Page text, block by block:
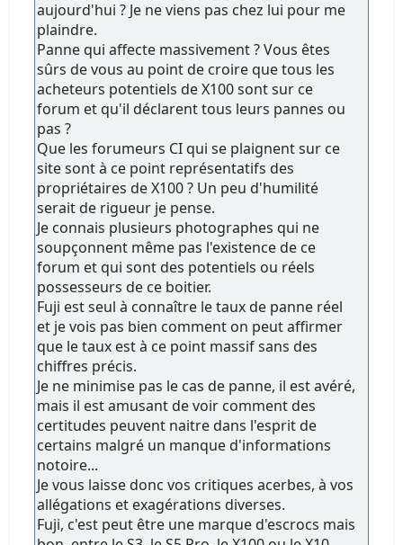
aujourd'hui ? Je ne viens pas chez lui pour me
plaindre.
Panne qui affecte massivement ? Vous êtes
sûrs de vous au point de croire que tous les
acheteurs potentiels de X100 sont sur ce
forum et qu'il déclarent tous leurs pannes ou
pas ?
Que les forumeurs CI qui se plaignent sur ce
site sont à ce point représentatifs des
propriétaires de X100 ? Un peu d'humilité
serait de rigueur je pense.
Je connais plusieurs photographes qui ne
soupçonnent même pas l'existence de ce
forum et qui sont des potentiels ou réels
possesseurs de ce boitier.
Fuji est seul à connaître le taux de panne réel
et je vois pas bien comment on peut affirmer
que le taux est à ce point massif sans des
chiffres précis.
Je ne minimise pas le cas de panne, il est avéré,
mais il est amusant de voir comment des
certitudes peuvent naitre dans l'esprit de
certains malgré un manque d'informations
notoire...
Je vous laisse donc vos critiques acerbes, à vos
allégations et exagérations diverses.
Fuji, c'est peut être une marque d'escrocs mais